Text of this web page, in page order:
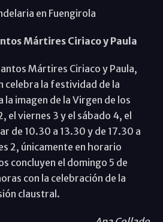
en Fuengirola
Mártires Ciriaco y Paula
Mártires Ciriaco y Paula,
celebra la festividad de la
la imagen de la Virgen de los
el viernes 3 y el sábado 4, el
de 10.30 a 13.30 y de 17.30 a
2, únicamente en horario
concluyen el domingo 5 de
con la celebración de la
claustral.